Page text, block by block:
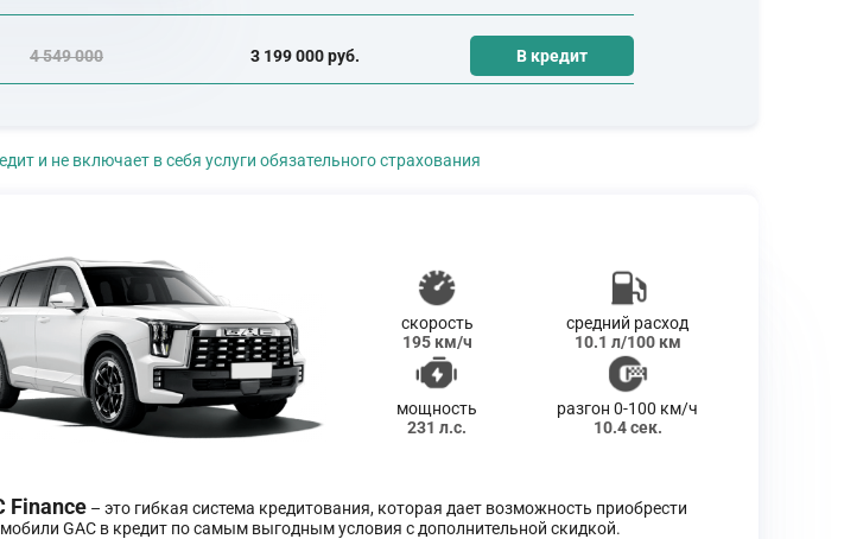
4 549 000 3 199 000 руб. В кредит
и не включает в себя услуги обязательного страхования
скорость
195 км/ч
средний расход
10.1 л/100 км
мощность
231 л.с.
разгон 0-100 км/ч
10.4 сек.
Finance – это гибкая система кредитования, которая дает возможность приобрести
GAC в кредит по самым выгодным условия с дополнительной скидкой.